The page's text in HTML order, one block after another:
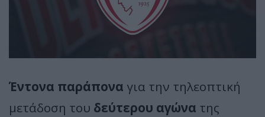
Έντονα παράπονα για την τηλεοπτική
μετάδοση του δεύτερου αγώνα της